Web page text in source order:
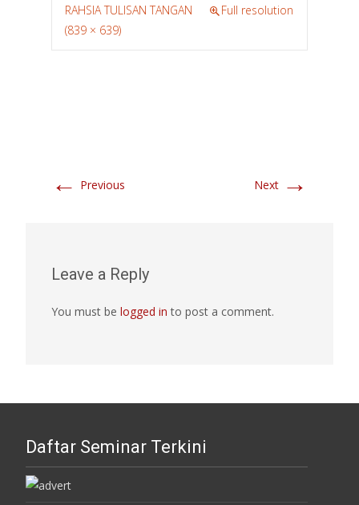
RAHSIA TULISAN TANGAN
Full resolution
(839 × 639)
← Previous Next →
Leave a Reply
You must be logged in to post a comment.
Daftar Seminar Terkini